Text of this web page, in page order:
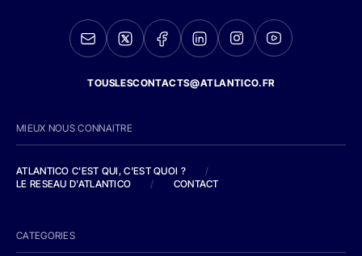
TOUSLESCONTACTS@ATLANTICO.FR
MIEUX NOUS CONNAITRE
ATLANTICO C'EST QUI, C'EST QUOI ?
/
LE RESEAU D'ATLANTICO
/ CONTACT
CATEGORIES